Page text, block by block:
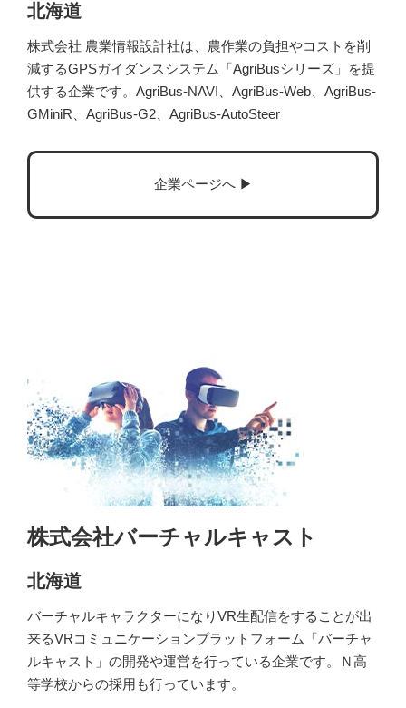
北海道
株式会社 農業情報設計社は、農作業の負担やコストを削
減するGPSガイダンスシステム「AgriBusシリーズ」を提
供する企業です。AgriBus-NAVI、AgriBus-Web、AgriBus-
GMiniR、AgriBus-G2、AgriBus-AutoSteer
企業ページへ ▶︎
株式会社バーチャルキャスト
北海道
バーチャルキャラクターになりVR生配信をすることが出
来るVRコミュニケーションプラットフォーム「バーチャ
ルキャスト」の開発や運営を行っている企業です。Ｎ高
等学校からの採用も行っています。